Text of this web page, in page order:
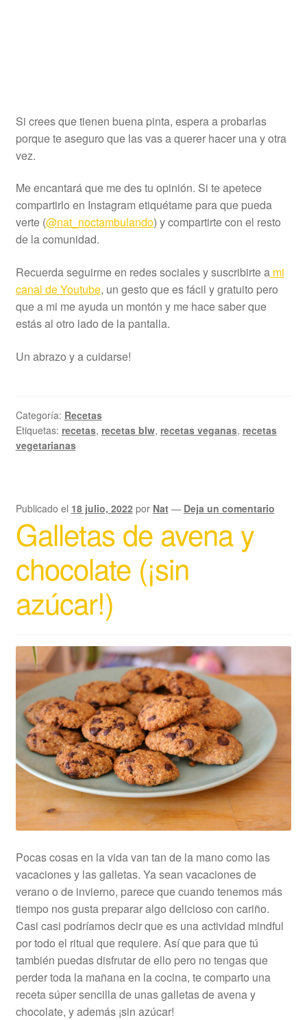
Si crees que tienen buena pinta, espera a probarlas
porque te aseguro que las vas a querer hacer una y otra
vez.
Me encantará que me des tu opinión. Si te apetece
compartirlo en Instagram etiquétame para que pueda
verte (@nat_noctambulando) y compartirte con el resto
de la comunidad.
Recuerda seguirme en redes sociales y suscribirte ami
canal de Youtube, un gesto que es fácil y gratuito pero
que a mi me ayuda un montón y me hace saber que
estás al otro lado de la pantalla.
Un abrazo y a cuidarse!
Categoría: Recetas
Etiquetas: recetas, recetas blw, recetas veganas, recetas
vegetarianas
Publicado el 18 julio, 2022 por Nat — Deja un comentario
Galletas de avena y
chocolate (¡sin
azúcar!)
Pocas cosas en la vida van tan de la mano como las
vacaciones y las galletas. Ya sean vacaciones de
verano o de invierno, parece que cuando tenemos más
tiempo nos gusta preparar algo delicioso con cariño.
Casi casi podríamos decir que es una actividad mindful
por todo el ritual que requiere. Así que para que tú
también puedas disfrutar de ello pero no tengas que
perder toda la mañana en la cocina, te comparto una
receta súper sencilla de unas galletas de avena y
chocolate, y además ¡sin azúcar!